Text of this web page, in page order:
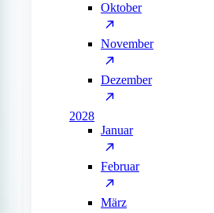
Oktober
November
Dezember
2028
Januar
Februar
März